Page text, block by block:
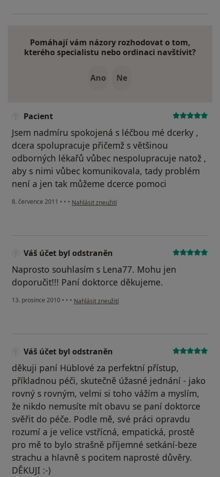
Pomáhají vám názory rozhodovat o tom,
kterého specialistu nebo ordinaci navštívit?
Ano Ne
Pacient
Jsem nadmíru spokojená s léčbou mé dcerky ,
dcera spolupracuje přičemž s většinou
odborných lékařů vůbec nespolupracuje natož ,
aby s nimi vůbec komunikovala, tady problém
není a jen tak můžeme dcerce pomoci
8. července 2011 • • • podle názoru uživatele Pacient
Nahlásit zneužití
Váš účet byl odstraněn
Naprosto souhlasím s Lena77. Mohu jen
doporučit!!! Paní doktorce děkujeme.
13. prosince 2010 • • • podle názoru uživatele Váš účet byl odstraněn
Nahlásit zneužití
Váš účet byl odstraněn
děkuji paní Hüblové za perfektní přístup,
příkladnou péči, skutečně úžasné jednání - jako
rovný s rovným, velmi si toho vážím a myslím,
že nikdo nemusíte mít obavu se paní doktorce
svěřit do péče. Podle mě, své práci opravdu
rozumí a je velice vstřícná, empatická, prostě
pro mě to bylo strašně příjemné setkání-beze
strachu a hlavně s pocitem naprosté důvěry.
DĚKUJI :-)